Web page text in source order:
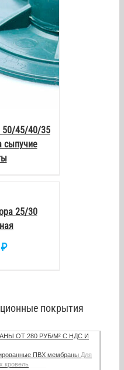
50/45/40/35
сыпучие
25/30
₽
покрытия
ОТ 280 РУБ/М² С НДС И
ПВХ мембраны Для
кровель